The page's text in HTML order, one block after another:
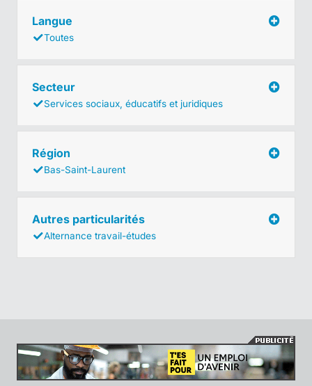
Langue
Toutes
Secteur
Services sociaux, éducatifs et juridiques
Région
Bas-Saint-Laurent
Autres particularités
Alternance travail-études